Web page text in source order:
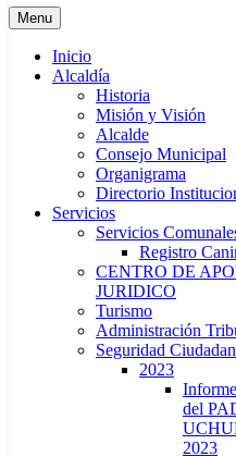
Menu
Inicio
Alcaldía
Historia
Misión y Visión
Alcalde
Consejo Municipal
Organigrama
Directorio
Servicios
Servicios
Registro
CENTRO DE
JURIDICO
Turismo
Administración
Seguridad
2023
del
2023